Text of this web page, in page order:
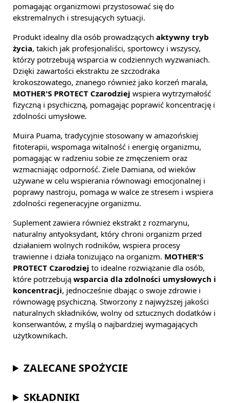
pomagając organizmowi przystosować się do
ekstremalnych i stresujących sytuacji.
Produkt idealny dla osób prowadzących aktywny tryb
życia, takich jak profesjonaliści, sportowcy i wszyscy,
którzy potrzebują wsparcia w codziennych wyzwaniach.
Dzięki zawartości ekstraktu ze szczodraka
krokoszowatego, znanego również jako korzeń marala,
MOTHER'S PROTECT Czarodziej wspiera wytrzymałość
fizyczną i psychiczną, pomagając poprawić koncentrację i
zdolności umysłowe.
Muira Puama, tradycyjnie stosowany w amazońskiej
fitoterapii, wspomaga witalność i energię organizmu,
pomagając w radzeniu sobie ze zmęczeniem oraz
wzmacniając odporność. Ziele Damiana, od wieków
używane w celu wspierania równowagi emocjonalnej i
poprawy nastroju, pomaga w walce ze stresem i wspiera
zdolności regeneracyjne organizmu.
Suplement zawiera również ekstrakt z rozmarynu,
naturalny antyoksydant, który chroni organizm przed
działaniem wolnych rodników, wspiera procesy
trawienne i działa tonizująco na organizm. MOTHER'S
PROTECT Czarodziej to idealne rozwiązanie dla osób,
które potrzebują wsparcia dla zdolności umysłowych i
koncentracji, jednocześnie dbając o swoje zdrowie i
równowagę psychiczną. Stworzony z najwyższej jakości
naturalnych składników, wolny od sztucznych dodatków i
konserwantów, z myślą o najbardziej wymagających
użytkownikach.
ZALECANE SPOŻYCIE
SKŁADNIKI